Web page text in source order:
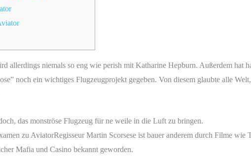
allerdings niemals so eng wie perish mit Katharine Hepburn. Außerdem hat
noch ein wichtiges Flugzeugprojekt gegeben. Von diesem glaubte alle
das monströse Flugzeug für ne weile in die Luft zu bringen.
zu AviatorRegisseur Martin Scorsese ist bauer anderem durch Filme wie
Mafia und Casino bekannt geworden.